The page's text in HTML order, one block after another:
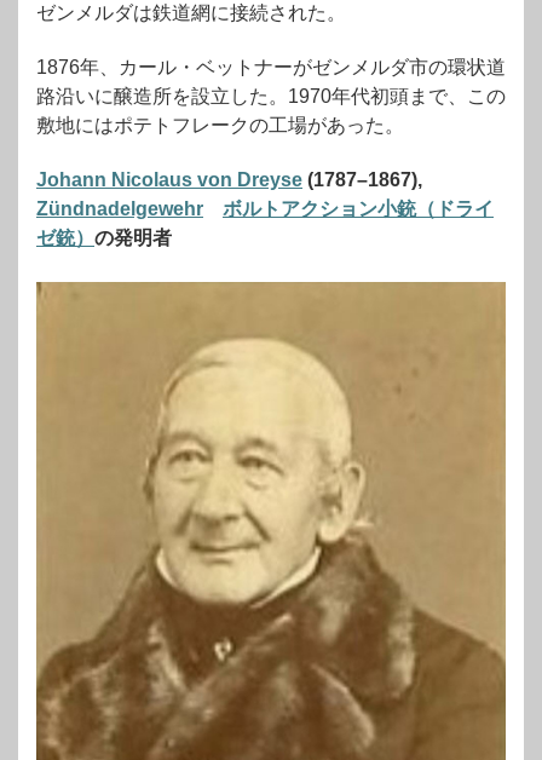
ゼンメルダは鉄道網に接続された。
1876年、カール・ベットナーがゼンメルダ市の環状道
路沿いに醸造所を設立した。1970年代初頭まで、この
敷地にはポテトフレークの工場があった。
Johann Nicolaus von Dreyse (1787–1867),
Zündnadelgewehr
ボルトアクション小銃（ドライ
ゼ銃） の発明者